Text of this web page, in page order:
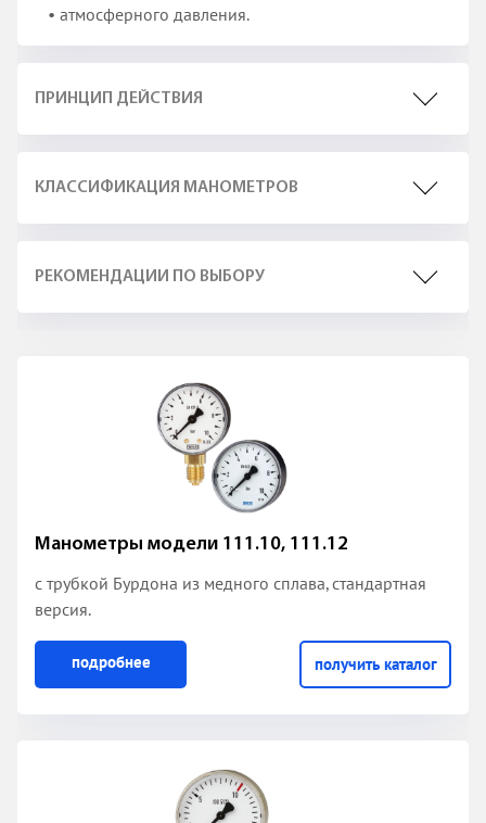
• атмосферного давления.
ПРИНЦИП ДЕЙСТВИЯ
КЛАССИФИКАЦИЯ МАНОМЕТРОВ
РЕКОМЕНДАЦИИ ПО ВЫБОРУ
Манометры модели 111.10, 111.12
с трубкой Бурдона из медного сплава, стандартная
версия.
подробнее получить каталог